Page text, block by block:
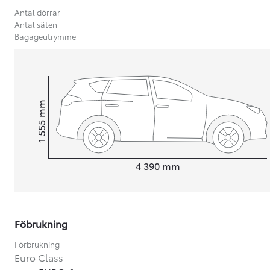
Från 599 900 kr
Nya Corolla Cross
Antal dörrar
Antal säten
Bagageutrymme
4 390 mm
Height1 555
mm
Föbrukning
Förbrukning
Euro Class